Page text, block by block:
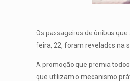
Os passageiros de ônibus
feira, 22, foram revelados na
A promoção que premia
que utilizam o mecanismo